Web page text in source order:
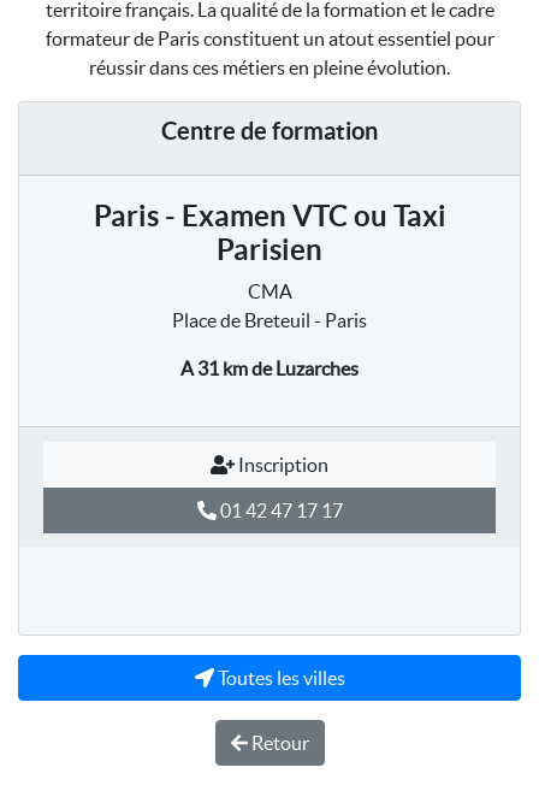
territoire français. La qualité de la formation et le cadre
formateur de Paris constituent un atout essentiel pour
réussir dans ces métiers en pleine évolution.
Centre de formation
Paris - Examen VTC ou Taxi
Parisien
CMA
Place de Breteuil - Paris
A 31 kmde Luzarches
Inscription
01 42 47 17 17
Toutes les villes
Retour